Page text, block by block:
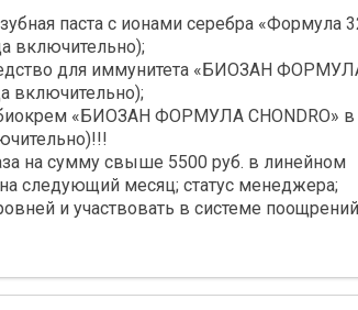
паста с ионами серебра «Формула
включительно);
для иммунитета «БИОЗАН
включительно);
«БИОЗАН ФОРМУЛА CHONDRO» в
на сумму свыше 5500 руб. в линейном
следующий месяц; статус менеджера;
и участвовать в системе поощрений